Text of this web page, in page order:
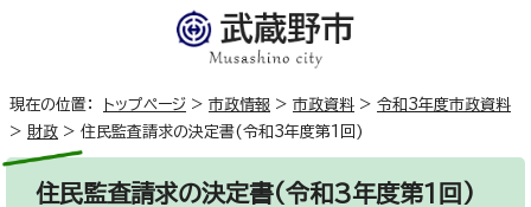
現在の位置： トップページ > 市政情報 > 市政資料 > 令和3年度市政資料
> 財政 > 住民監査請求の決定書(令和3年度第1回)
住民監査請求の決定書(令和3年度第1回)